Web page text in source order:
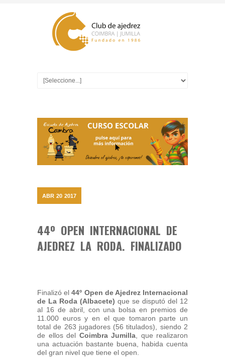
ABR 20 2017
44º OPEN INTERNACIONAL DE
AJEDREZ LA RODA. FINALIZADO
Finalizó el 44º Open de Ajedrez Internacional
de La Roda (Albacete) que se disputó del 12
al 16 de abril, con una bolsa en premios de
11.000 euros y en el que tomaron parte un
total de 263 jugadores (56 titulados), siendo 2
de ellos del Coimbra Jumilla , que realizaron
una actuación bastante buena, habida cuenta
del gran nivel que tiene el open.